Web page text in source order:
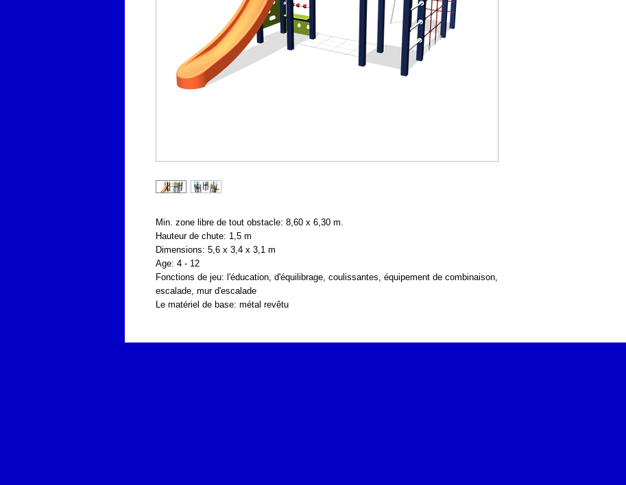
Min. zone libre de tout obstacle: 8,60 x 6,30 m.
Hauteur de chute: 1,5 m
Dimensions: 5,6 x 3,4 x 3,1 m
Age: 4 - 12
Fonctions de jeu: l'éducation, d'équilibrage, coulissantes, équipement de combinaison,
escalade, mur d'escalade
Le matériel de base: métal revêtu